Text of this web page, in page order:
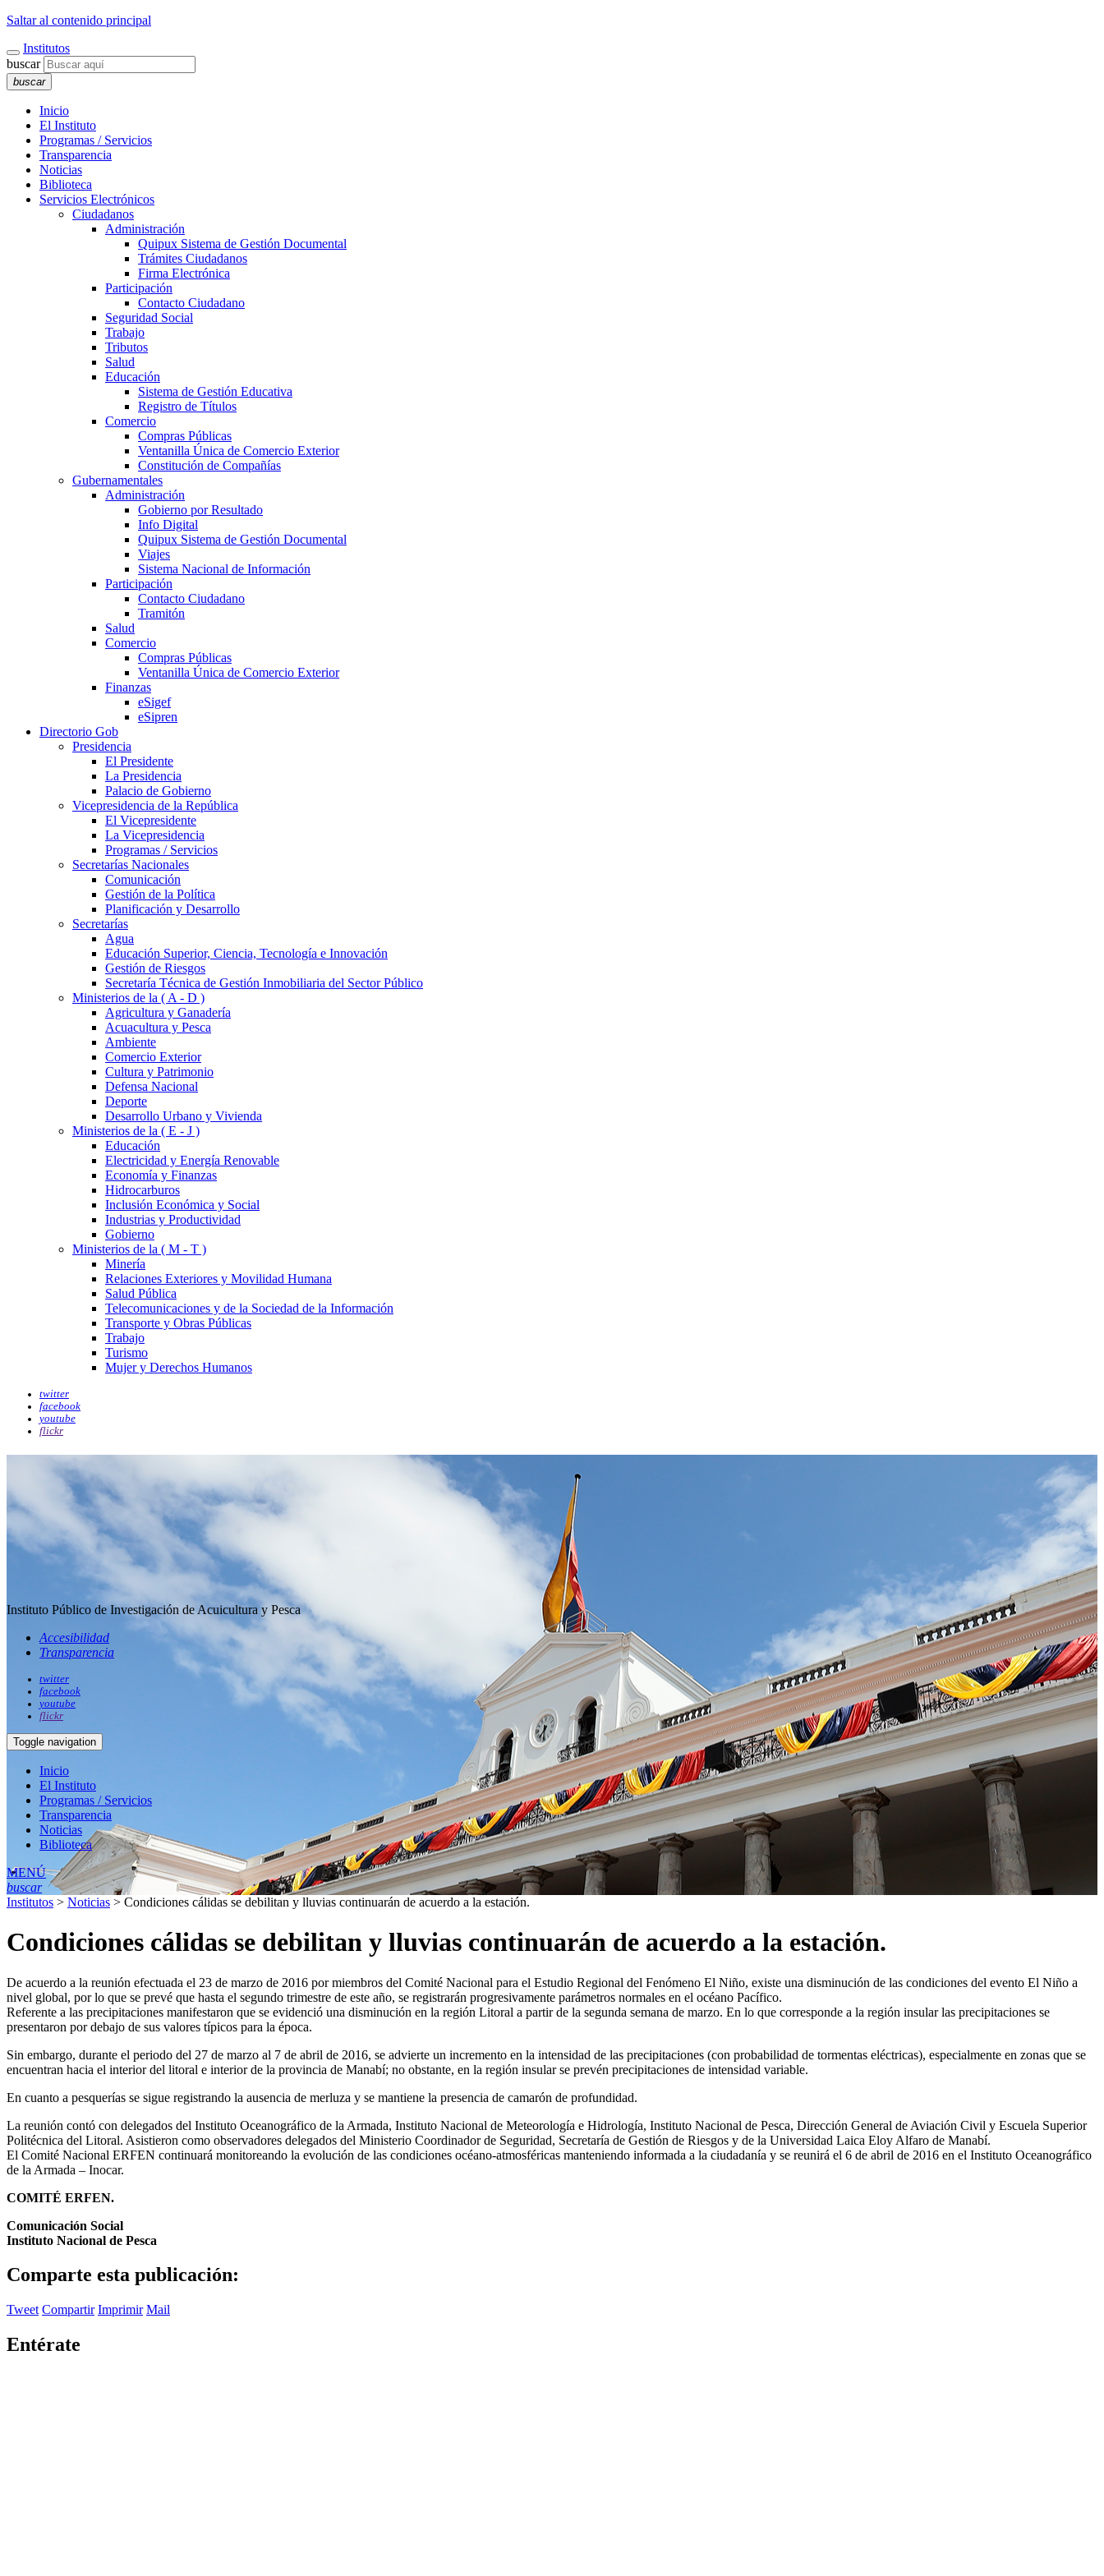
Saltar al contenido principal
Institutos
buscar
buscar
Inicio
El Instituto
Programas / Servicios
Transparencia
Noticias
Biblioteca
Servicios Electrónicos
Ciudadanos
Administración
Quipux Sistema de Gestión Documental
Trámites Ciudadanos
Firma Electrónica
Participación
Contacto Ciudadano
Seguridad Social
Trabajo
Tributos
Salud
Educación
Sistema de Gestión Educativa
Registro de Títulos
Comercio
Compras Públicas
Ventanilla Única de Comercio Exterior
Constitución de Compañías
Gubernamentales
Administración
Gobierno por Resultado
Info Digital
Quipux Sistema de Gestión Documental
Viajes
Sistema Nacional de Información
Participación
Contacto Ciudadano
Tramitón
Salud
Comercio
Compras Públicas
Ventanilla Única de Comercio Exterior
Finanzas
eSigef
eSipren
Directorio Gob
Presidencia
El Presidente
La Presidencia
Palacio de Gobierno
Vicepresidencia de la República
El Vicepresidente
La Vicepresidencia
Programas / Servicios
Secretarías Nacionales
Comunicación
Gestión de la Política
Planificación y Desarrollo
Secretarías
Agua
Educación Superior, Ciencia, Tecnología e Innovación
Gestión de Riesgos
Secretaría Técnica de Gestión Inmobiliaria del Sector Público
Ministerios de la ( A - D )
Agricultura y Ganadería
Acuacultura y Pesca
Ambiente
Comercio Exterior
Cultura y Patrimonio
Defensa Nacional
Deporte
Desarrollo Urbano y Vivienda
Ministerios de la ( E - J )
Educación
Electricidad y Energía Renovable
Economía y Finanzas
Hidrocarburos
Inclusión Económica y Social
Industrias y Productividad
Gobierno
Ministerios de la ( M - T )
Minería
Relaciones Exteriores y Movilidad Humana
Salud Pública
Telecomunicaciones y de la Sociedad de la Información
Transporte y Obras Públicas
Trabajo
Turismo
Mujer y Derechos Humanos
twitter
facebook
youtube
flickr
Instituto Público de Investigación de Acuicultura y Pesca
Accesibilidad
Transparencia
twitter
facebook
youtube
flickr
Toggle navigation
Inicio
El Instituto
Programas / Servicios
Transparencia
Noticias
Biblioteca
MENÚ
buscar
Institutos > Noticias > Condiciones cálidas se debilitan y lluvias continuarán de acuerdo a la estación.
Condiciones cálidas se debilitan y lluvias continuarán de acuerdo a la estación.
De acuerdo a la reunión efectuada el 23 de marzo de 2016 por miembros del Comité Nacional para el Estudio Regional del Fenómeno El Niño, existe una disminución de las condiciones del evento El Niño a
nivel global, por lo que se prevé que hasta el segundo trimestre de este año, se registrarán progresivamente parámetros normales en el océano Pacífico.
Referente a las precipitaciones manifestaron que se evidenció una disminución en la región Litoral a partir de la segunda semana de marzo. En lo que corresponde a la región insular las precipitaciones se
presentaron por debajo de sus valores típicos para la época.
Sin embargo, durante el periodo del 27 de marzo al 7 de abril de 2016, se advierte un incremento en la intensidad de las precipitaciones (con probabilidad de tormentas eléctricas), especialmente en zonas que se
encuentran hacia el interior del litoral e interior de la provincia de Manabí; no obstante, en la región insular se prevén precipitaciones de intensidad variable.
En cuanto a pesquerías se sigue registrando la ausencia de merluza y se mantiene la presencia de camarón de profundidad.
La reunión contó con delegados del Instituto Oceanográfico de la Armada, Instituto Nacional de Meteorología e Hidrología, Instituto Nacional de Pesca, Dirección General de Aviación Civil y Escuela Superior
Politécnica del Litoral. Asistieron como observadores delegados del Ministerio Coordinador de Seguridad, Secretaría de Gestión de Riesgos y de la Universidad Laica Eloy Alfaro de Manabí.
El Comité Nacional ERFEN continuará monitoreando la evolución de las condiciones océano-atmosféricas manteniendo informada a la ciudadanía y se reunirá el 6 de abril de 2016 en el Instituto Oceanográfico
de la Armada – Inocar.
COMITÉ ERFEN.
Comunicación Social
Instituto Nacional de Pesca
Comparte esta publicación:
Tweet Compartir Imprimir Mail
Entérate